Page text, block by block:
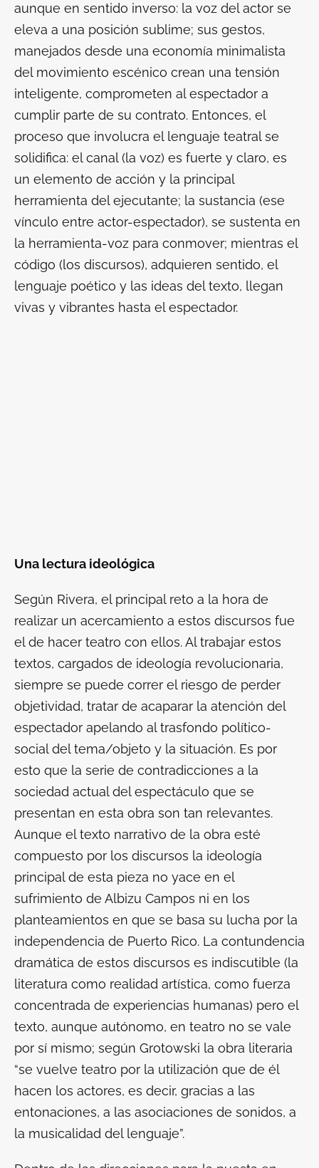
aunque en sentido inverso: la voz del actor se
eleva a una posición sublime; sus gestos,
manejados desde una economía minimalista
del movimiento escénico crean una tensión
inteligente, comprometen al espectador a
cumplir parte de su contrato. Entonces, el
proceso que involucra el lenguaje teatral se
solidifica: el canal (la voz) es fuerte y claro, es
un elemento de acción y la principal
herramienta del ejecutante; la sustancia (ese
vínculo entre actor-espectador), se sustenta en
la herramienta-voz para conmover; mientras el
código (los discursos), adquieren sentido, el
lenguaje poético y las ideas del texto, llegan
vivas y vibrantes hasta el espectador.
Una lectura ideológica
Según Rivera, el principal reto a la hora de
realizar un acercamiento a estos discursos fue
el de hacer teatro con ellos. Al trabajar estos
textos, cargados de ideología revolucionaria,
siempre se puede correr el riesgo de perder
objetividad, tratar de acaparar la atención del
espectador apelando al trasfondo político-
social del tema/objeto y la situación. Es por
esto que la serie de contradicciones a la
sociedad actual del espectáculo que se
presentan en esta obra son tan relevantes.
Aunque el texto narrativo de la obra esté
compuesto por los discursos la ideología
principal de esta pieza no yace en el
sufrimiento de Albizu Campos ni en los
planteamientos en que se basa su lucha por la
independencia de Puerto Rico. La contundencia
dramática de estos discursos es indiscutible (la
literatura como realidad artística, como fuerza
concentrada de experiencias humanas) pero el
texto, aunque autónomo, en teatro no se vale
por sí mismo; según Grotowski la obra literaria
“se vuelve teatro por la utilización que de él
hacen los actores, es decir, gracias a las
entonaciones, a las asociaciones de sonidos, a
la musicalidad del lenguaje”.